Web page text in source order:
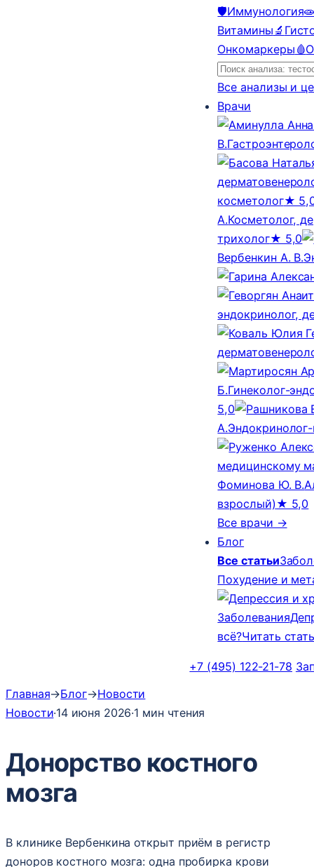
🛡️Иммунология
Витамины 🔬
Онкомаркеры 🩸
Все анализы и
Врачи
В.
косметолог★
А.Косметолог,
трихолог★ 5,0
Вербенкин А. В.
эндокринолог,
Б.Гинеколог-
5,0
А.
медицинскому
Фоминова Ю. В.
взрослый) ★ 5,0
Все врачи →
Блог
Все статьи
Похудение и
Заболевания
всё?Читать
+7 (495) 122-21-78
Главная→Блог→Новости
Новости·14 июня 2026·1 мин чтения
Донорство костного
мозга
В клинике Вербенкина открыт приём в регистр
доноров костного мозга: одна пробирка крови